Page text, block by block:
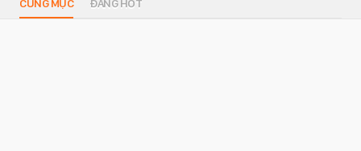
CÙNG MỤC ĐANG HOT